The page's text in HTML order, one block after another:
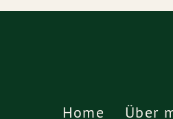
Home Über